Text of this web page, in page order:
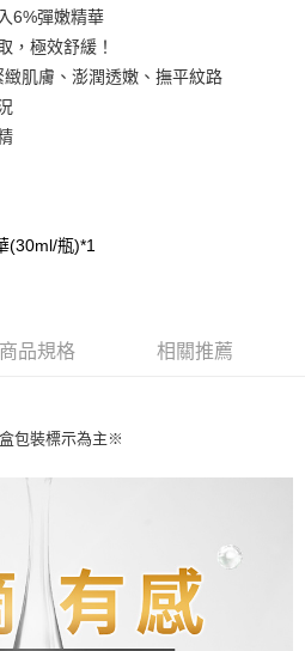
後才付款」的支付方式。 讓您購物簡單
點擊此簡訊中的連結，可透過四大超商／
立刻繳費，但若您需要取消訂單，請聯絡
消之訂單仍視為有效，需透過AFTEE先享
後付 」之結帳頁面顯示為準，若有關於
款等相關疑問，請聯繫「AFTEE先享後付
support/home
6%彈嫩精華
，極效舒緩！
肌膚、澎潤透嫩、撫平紋路
(30ml/瓶)*1
商品規格 相關推薦
包裝標示為主※